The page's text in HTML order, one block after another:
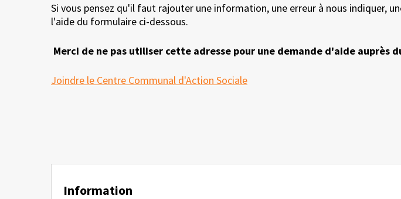
Si vous pensez qu'il faut rajouter une information, une erreur à nous indiquer,
l'aide du formulaire ci-dessous.
Merci de ne pas utiliser cette adresse pour une demande d'aide auprès
Joindre le Centre Communal d'Action Sociale
Information